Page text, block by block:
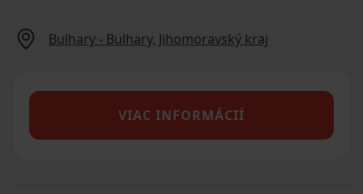
Bulhary - Bulhary, Jihomoravský kraj
VIAC INFORMÁCIÍ